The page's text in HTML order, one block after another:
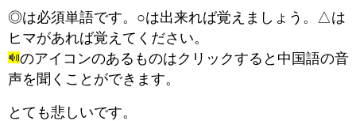
◎は必須単語です。○は出来れば覚えましょう。△は
ヒマがあれば覚えてください。
のアイコンのあるものはクリックすると中国語の音
声を聞くことができます。
とても悲しいです。